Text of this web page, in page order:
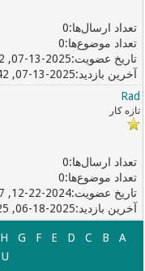
0
0
07-13-2025, 12:42 PM
07-13-2025, 12:42 PM
Rad
تازه کار
0
0
12-22-2024, 04:47 PM
06-18-2025, 11:25 AM
A
B
C
D
E
F
G
H
U